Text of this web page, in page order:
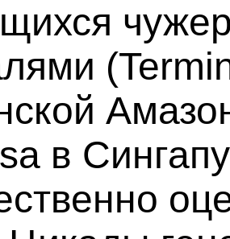
в